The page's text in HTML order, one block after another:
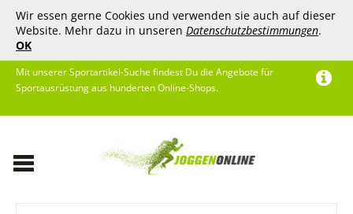
Wir essen gerne Cookies und verwenden sie auch auf dieser
Website. Mehr dazu in unseren Datenschutzbestimmungen.
OK
Mit unserer Sportartikel-Suche findest Du die Angebote für
Sportausrüstung aus hunderten Online-Shops.